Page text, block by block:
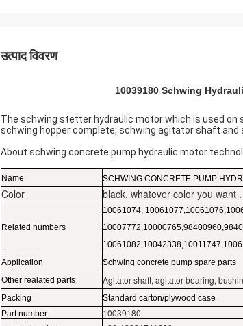
उत्पाद विवरण
10039180 Schwing
The schwing stetter hydraulic motor which is used on
schwing hopper complete, schwing agitator shaft and
About schwing concrete pump hydraulic motor
Name SCHWING CONCRETE PUMP
Color black, whatever color you want .
Related numbers
10061074,
Application
Schwing concrete pump spare parts
Other realated parts
Agitator shaft, agitator bearing,
Packing
Standard carton/plywood case
Part number
10039180